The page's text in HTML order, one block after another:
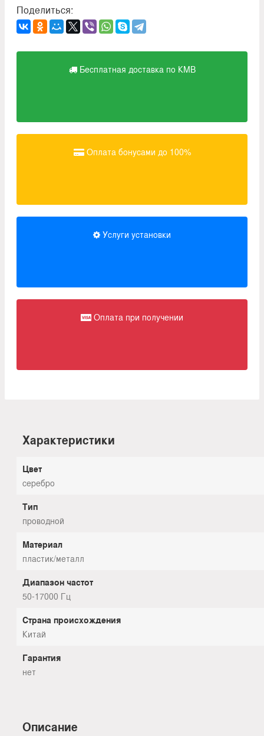
Поделиться:
Бесплатная доставка по КМВ
Оплата бонусами до 100%
Услуги установки
Оплата при получении
Характеристики
Цвет
серебро
Тип
проводной
Материал
пластик/металл
Диапазон частот
50-17000 Гц
Страна происхождения
Китай
Гарантия
нет
Описание